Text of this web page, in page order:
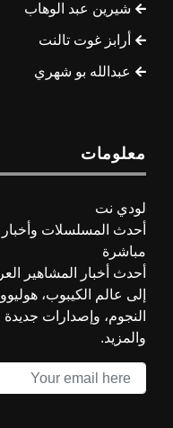
شيرين عبد الوهاب
أرابز غوت تالنت
عبدالله بو شهري
معلومات
لودي نت
أحدث المسلسلات وأخبار
مباشرة
أحدث أخبار المشاهير
إلى عالم الكيبوب،
النجوم، وإصدارات جديدة
والمزيد.